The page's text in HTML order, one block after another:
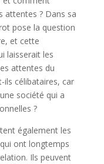
attentes ? Dans sa
pose la question
et cette
laisserait les
attentes du
ils célibataires, car
société qui a
?
également les
ont longtemps
Ils peuvent